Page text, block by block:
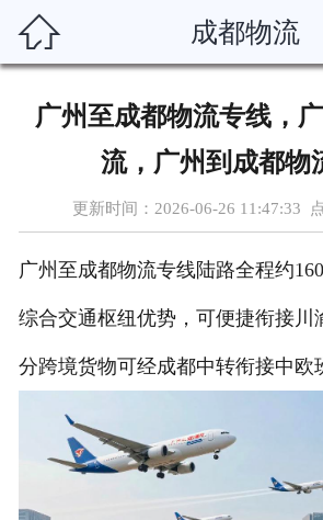
 成都物流
广州至成都物流专线，
流，广州到成都物
更新时间：2026-06-26 11:47:33
广州至成都物流专线陆路全程约
综合交通枢纽优势，可便捷衔接川
分跨境货物可经成都中转衔接中欧